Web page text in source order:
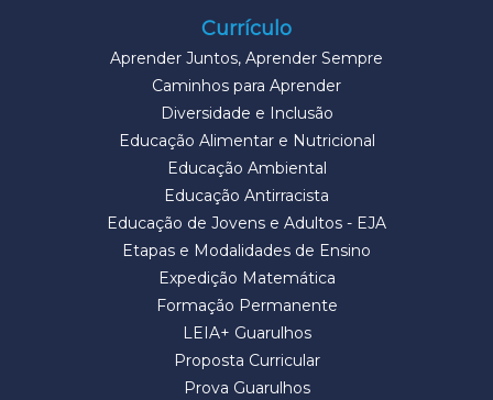
Currículo
Aprender Juntos, Aprender Sempre
Caminhos para Aprender
Diversidade e Inclusão
Educação Alimentar e Nutricional
Educação Ambiental
Educação Antirracista
Educação de Jovens e Adultos - EJA
Etapas e Modalidades de Ensino
Expedição Matemática
Formação Permanente
LEIA+ Guarulhos
Proposta Curricular
Prova Guarulhos